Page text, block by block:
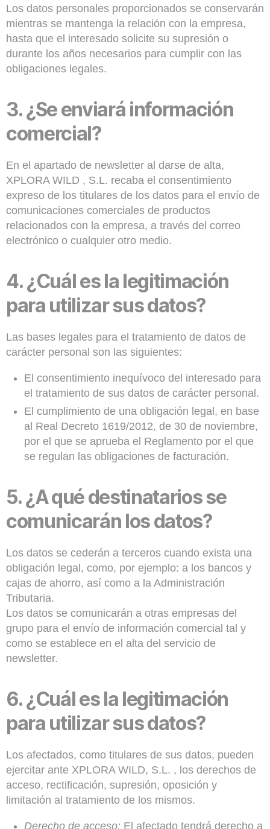
Los datos personales proporcionados se conservarán
mientras se mantenga la relación con la empresa,
hasta que el interesado solicite su supresión o
durante los años necesarios para cumplir con las
obligaciones legales.
3.¿Se enviará información
comercial?
En el apartado de newsletter al darse de alta,
XPLORA WILD , S.L. recaba el consentimiento
expreso de los titulares de los datos para el envío de
comunicaciones comerciales de productos
relacionados con la empresa, a través del correo
electrónico o cualquier otro medio.
4.¿Cuál es la legitimación
para utilizar sus datos?
Las bases legales para el tratamiento de datos de
carácter personal son las siguientes:
El consentimiento inequívoco del interesado para
el tratamiento de sus datos de carácter personal.
El cumplimiento de una obligación legal, en base
al Real Decreto 1619/2012, de 30 de noviembre,
por el que se aprueba el Reglamento por el que
se regulan las obligaciones de facturación.
5.¿A qué destinatarios se
comunicarán los datos?
Los datos se cederán a terceros cuando exista una
obligación legal, como, por ejemplo: a los bancos y
cajas de ahorro, así como a la Administración
Tributaria.
Los datos se comunicarán a otras empresas del
grupo para el envío de información comercial tal y
como se establece en el alta del servicio de
newsletter.
6.¿Cuál es la legitimación
para utilizar sus datos?
Los afectados, como titulares de sus datos, pueden
ejercitar ante XPLORA WILD, S.L. , los derechos de
acceso, rectificación, supresión, oposición y
limitación al tratamiento de los mismos.
Derecho de acceso: El afectado tendrá derecho a